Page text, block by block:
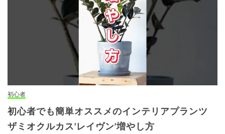
初心者
初心者でも簡単オススメのインテリアプランツ
ザミオクルカス’レイヴン’増やし方